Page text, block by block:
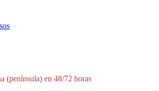
(península) en 48/72 horas